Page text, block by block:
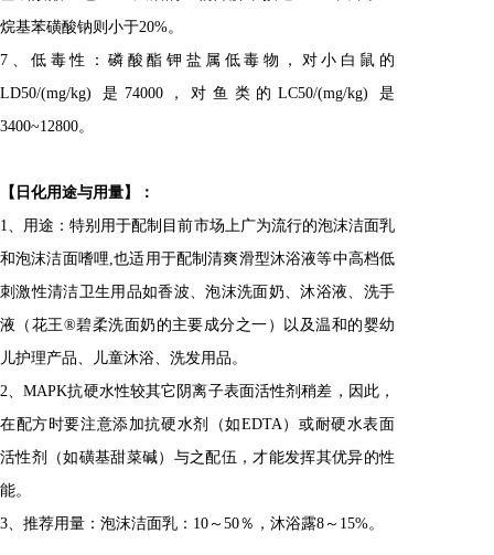
烷基苯磺酸钠则小于20%。
7、低毒性：磷酸酯钾盐属低毒物，对小白鼠的
LD50/(mg/kg) 是74000，对鱼类的LC50/(mg/kg) 是
3400~12800。
【 日化用途与用量】
：
1、用途：特别用于配制目前市场上广为流行的泡沫洁面乳
和泡沫洁面嗜哩,也适用于配制清爽滑型沐浴液等中高档低
刺激性清洁卫生用品如香波、泡沫洗面奶、沐浴液、洗手
液（花王®碧柔洗面奶的主要成分之一）以及温和的婴幼
儿护理产品、儿童沐浴、洗发用品。
2、MAPK抗硬水性较其它阴离子表面活性剂稍差，因此，
在配方时要注意添加抗硬水剂（如EDTA）或耐硬水表面
活性剂（如磺基甜菜碱）与之配伍，才能发挥其优异的性
能。
3、推荐用量：泡沫洁面乳：10～50％，沐浴露8～15%。